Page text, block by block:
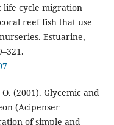
life cycle migration
reef fish that use
Estuarine,
(2001). Glycemic and
(Acipenser
of simple and